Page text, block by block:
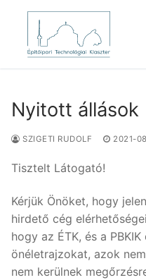
Ugrás
tartalomra
Nyitott állások
SZIGETI RUDOLF 2021-
Tisztelt Látogató!
Kérjük Önöket, hogy
hirdető cég
hogy az ÉTK, és a
önéletrajzokat, azok
nem kerülnek